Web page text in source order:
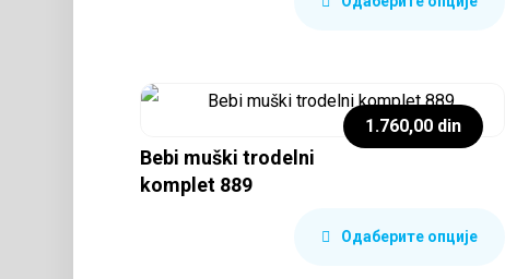
Bebi muški trodelni
komplet 889
1.760,00 din
Одаберите опције